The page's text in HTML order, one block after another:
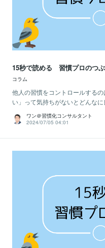
15秒で読める 習慣プロのつ
コラム
他人の習慣をコントロールする
い」って気持ちがないとどんな
ワン＠習慣化コンサルタント
2024/07/05 04:01